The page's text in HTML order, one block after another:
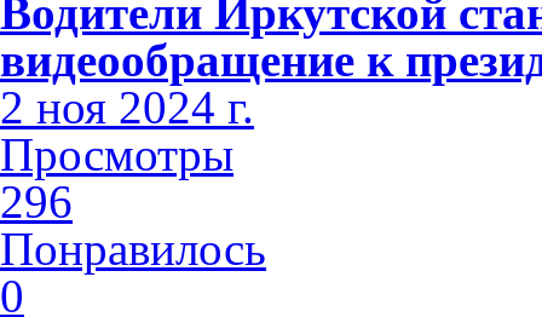
Водители Иркутской
видеообращение к
2 ноя 2024 г.
Просмотры
296
Понравилось
0